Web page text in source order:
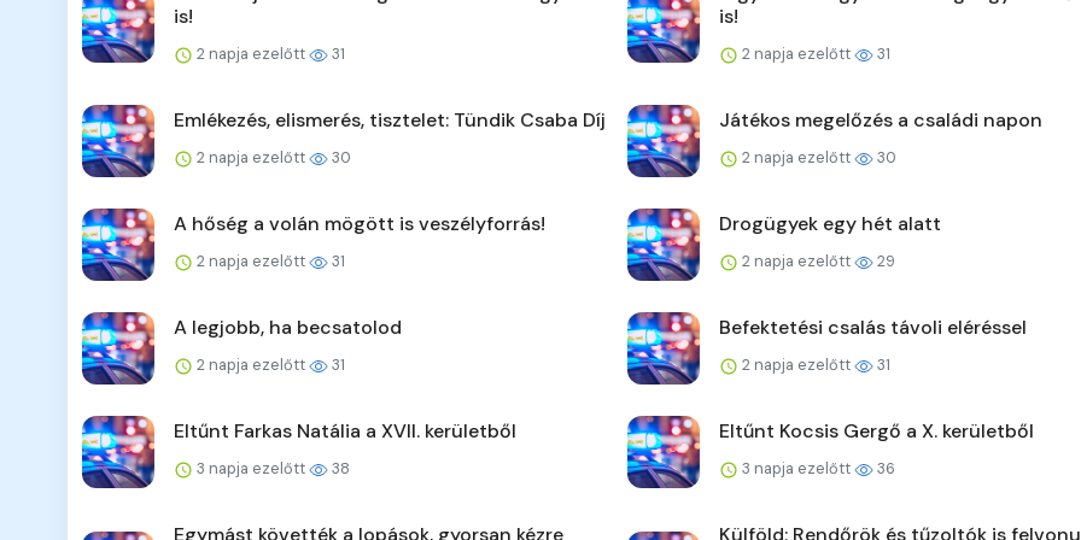
is!
2 napja ezelőtt 31
is!
2 napja ezelőtt 31
Emlékezés, elismerés, tisztelet: Tündik Csaba Díj
2 napja ezelőtt 30
Játékos megelőzés a családi napon
2 napja ezelőtt 30
A hőség a volán mögött is veszélyforrás!
2 napja ezelőtt 31
Drogügyek egy hét alatt
2 napja ezelőtt 29
A legjobb, ha becsatolod
2 napja ezelőtt 31
Befektetési csalás távoli eléréssel
2 napja ezelőtt 31
Eltűnt Farkas Natália a XVII. kerületből
3 napja ezelőtt 38
Eltűnt Kocsis Gergő a X. kerületből
3 napja ezelőtt 36